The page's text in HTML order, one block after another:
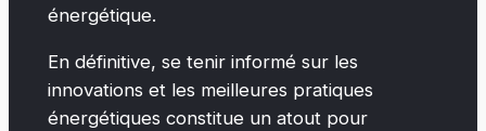
énergétique.
En définitive, se tenir informé sur les
innovations et les meilleures pratiques
énergétiques constitue un atout pour